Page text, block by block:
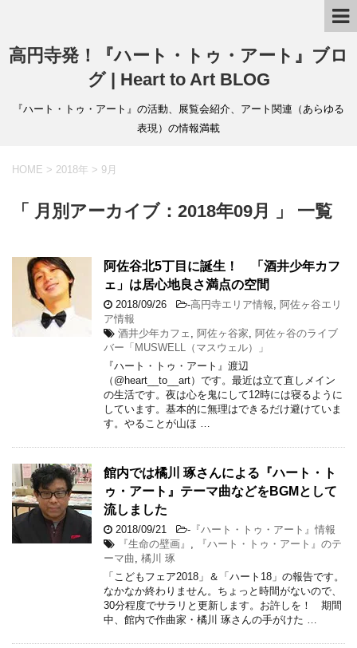
高円寺発！『ハート・トゥ・アート』ブロ
グ | Heart to Art BLOG
『ハート・トゥ・アート』の活動、展覧会紹介、アート関連（あらゆる
表現）の情報満載
HOME > 2018年 > 9月
「 月別アーカイブ：2018年09月 」 一覧
阿佐谷北5丁目に誕生！ 「酒井少年カフ
ェ」は居心地良さ満点の空間
2018/09/26 -高円寺エリア情報 阿佐ヶ谷エリ
ア情報
酒井少年カフェ
阿佐ヶ谷家 阿佐ヶ谷のライブ
バー「MUSWELL（マスウェル）」
『ハート・トゥ・アート』渡辺
（@heart__to__art）です。最近は立て直しメイン
の生活です。夜は心を鬼にして12時には寝るように
しています。基本的に無理はできるだけ避けていま
す。やることが山ほ …
館内では橘川 琢さんによる『ハート・ト
ゥ・アート』テーマ曲などをBGMとして
流しました
2018/09/21 - 『ハート・トゥ・アート』情報
『生命の壁画』
『ハート・トゥ・アート』のテ
ーマ曲 橘川 琢
「こどもフェア2018」＆「ハート18」の報告です。
なかなか終わりません。ちょっと時間がないので、
30分程度でサラリと更新します。お許しを！ 期間
中、館内で作曲家・橘川 琢さんの手がけた …